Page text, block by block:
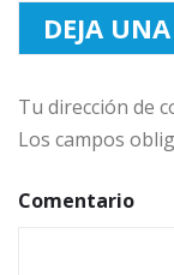
DEJA
Tu dirección de
Los campos
Comentario